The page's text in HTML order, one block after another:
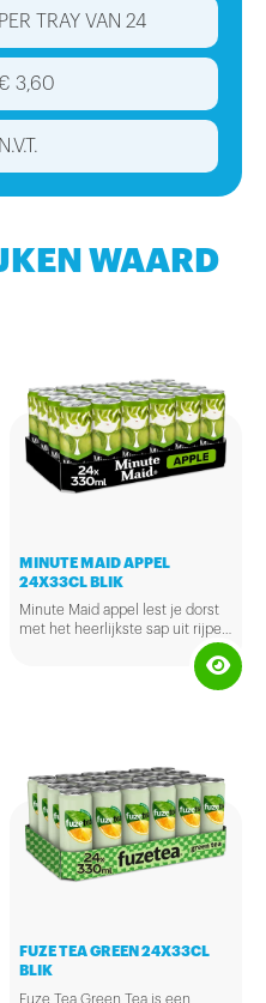
PER TRAY VAN 24
3,60
N.V.T.
WAARD
MINUTE MAID APPEL
24X33CL BLIK
Minute Maid appel lest je dorst
met het heerlijkste sap uit rijpe
verfrissende porte fruitsap voor
FUZE TEA GREEN 24X33CL
BLIK
Fuze Tea Green Tea is een